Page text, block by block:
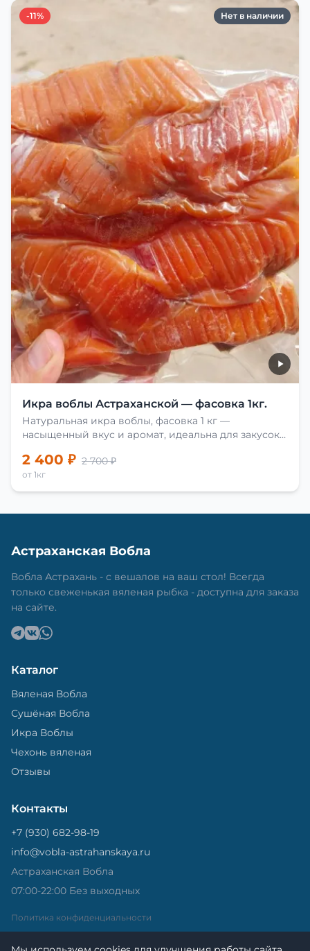
-11% Нет в наличии
Икра воблы Астраханской — фасовка 1кг.
Натуральная икра воблы, фасовка 1 кг —
насыщенный вкус и аромат, идеальна для закусок
2 400 ₽ 2 700 ₽
от 1кг
Астраханская Вобла
Вобла Астрахань - с вешалов на ваш стол! Всегда
только свеженькая вяленая рыбка - доступна для заказа
на сайте.
Каталог
Вяленая Вобла
Сушёная Вобла
Икра Воблы
Чехонь вяленая
Отзывы
Контакты
+7 (930) 682-98-19
info@vobla-astrahanskaya.ru
Астраханская Вобла
07:00-22:00 Без выходных
Политика конфиденциальности